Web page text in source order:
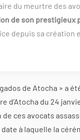
du meurtre des
de son prestigieux
depuis sa création
de Atocha » a
d’Atocha du 24
ces avocats
à laquelle la